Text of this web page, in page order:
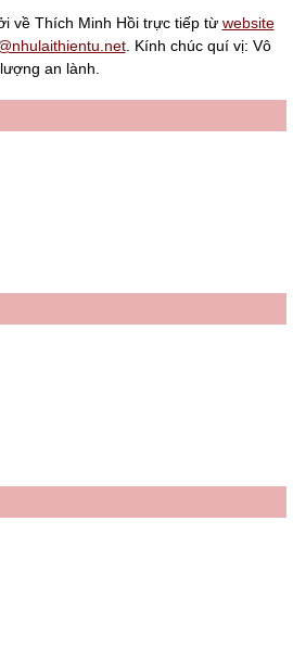
về Thích Minh Hồi trực tiếp từ website
. Kính chúc quí vị: Vô
lượng an lành.